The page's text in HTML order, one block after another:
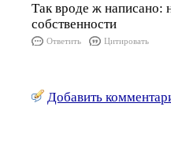
Так вроде ж написано:
собственности
Ответить Цитировать
Добавить